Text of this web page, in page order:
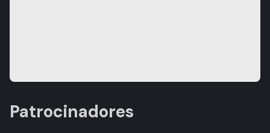
Patrocinadores